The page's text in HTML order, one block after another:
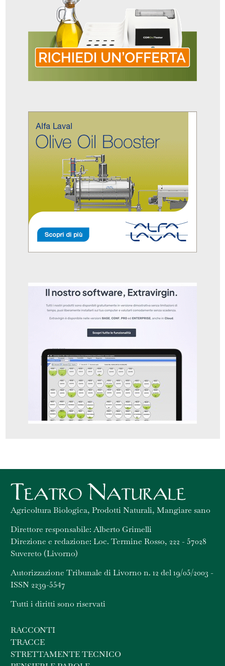
Agricoltura Biologica, Prodotti Naturali, Mangiare sano
Direttore responsabile: Alberto Grimelli
Direzione e redazione: Loc. Termine Rosso, 222 - 57028
Suvereto (Livorno)
Autorizzazione Tribunale di Livorno n. 12 del 19/05/2003 -
ISSN 2239-5547
Tutti i diritti sono riservati
RACCONTI
TRACCE
STRETTAMENTE TECNICO